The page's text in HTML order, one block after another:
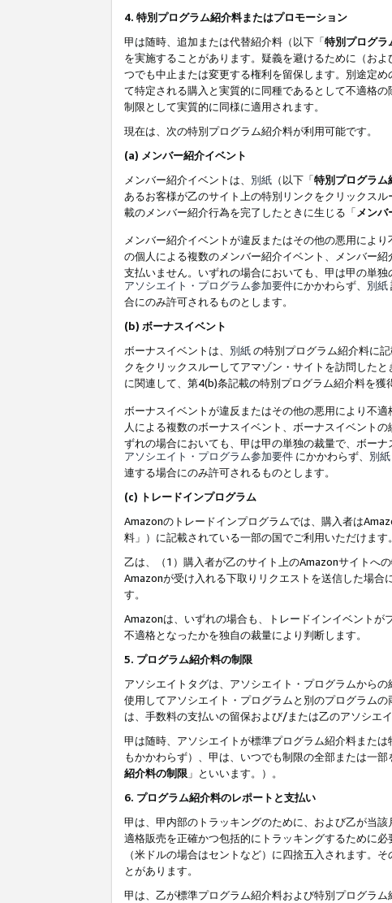
4. 特別プログラム紹介料またはプロモーション
甲は随時、追加または代替紹介料（以下「特別プログラ
を実施することがあります。疑義を避けるために（お
つでも中止または変更する権利を留保します。別途定
て特定される購入と実質的に同種であるとして不適格
制限として実質的に同様に適用されます。
現在は、次の特別プログラム紹介料が利用可能です。
(a) メンバー紹介イベント
メンバー紹介イベントは、 別紙 （以下「特別プログラム
あるお客様が乙のサイト上の特別リンクをクリックス
載のメンバー紹介行為を完了したときに生じる「 メンバ
メンバー紹介イベントが違反またはその他の悪用によ
の個人による複数のメンバー紹介イベント、メンバー
支払いません。いずれの場合においても、甲は甲の単
アソシエイト・プログラム参加要件にかかわらず、 別紙
合にのみ許可されるものとします。
(b) ボーナスイベント
ボーナスイベントは、 別紙の特別プログラム紹介料に
クをクリックスルーしてアマゾン・サイトを訪問した
に関連して、第4(b)条記載の特別プログラム紹介料を獲
ボーナスイベントが違反またはその他の悪用により不
人による複数のボーナスイベント、ボーナスイベント
ずれの場合においても、甲は甲の単独の裁量で、ボー
アソシエイト・プログラム参加要件 にかかわらず、 別紙
連する場合にのみ許可されるものとします。
(c) トレードインプログラム
Amazonのトレードインプログラムでは、購入者は
料」）に記載されている一部の国でご利用いただけます。
乙は、（1）購入者が乙のサイト上のAmazonサイトへ
Amazonが受け入れる下取りリクエストを送信した場
す。
Amazonは、いずれの場合も、トレードインイベント
不適格となったかを独自の裁量により判断します。
5. プログラム紹介料の制限
アソシエイトタグは、アソシエイト・プログラムから
使用してアソシエイト・プログラムと別のプログラム
は、手数料の支払いの留保および/または乙のアソシエ
甲は随時、アソシエイトが標準プログラム紹介料また
もかかわらず）、甲は、いつでも制限の全部または一
紹介料の制限 」といいます。）。
6. プログラム紹介料のレポートと支払い
甲は、甲内部のトラッキングのために、および乙が当
適格販売を正確かつ包括的にトラッキングするために
（米ドルの場合はセントなど）に四捨五入されます。
とがあります。
甲は、乙が標準プログラム紹介料および特別プログラ